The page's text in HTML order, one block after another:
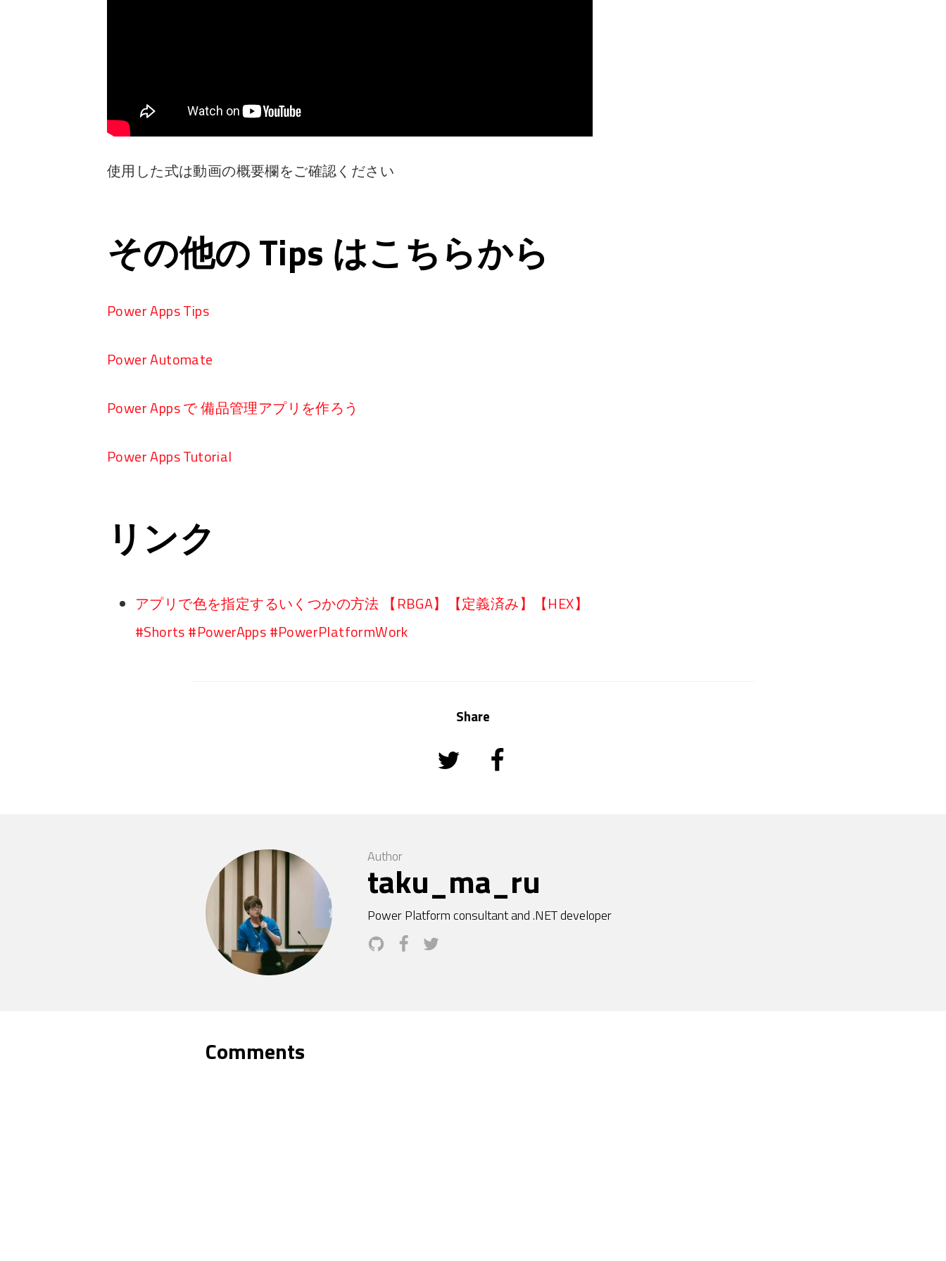
使用した式は動画の概要欄をご確認ください
その他の Tips はこちらから
Power Apps Tips
Power Automate
Power Apps で 備品管理アプリを作ろう
Power Apps Tutorial
リンク
アプリで色を指定するいくつかの方法 【RBGA】【定義済み】【HEX】
#Shorts #PowerApps #PowerPlatformWork
Share
Author
taku_ma_ru
Power Platform consultant and .NET developer
Comments